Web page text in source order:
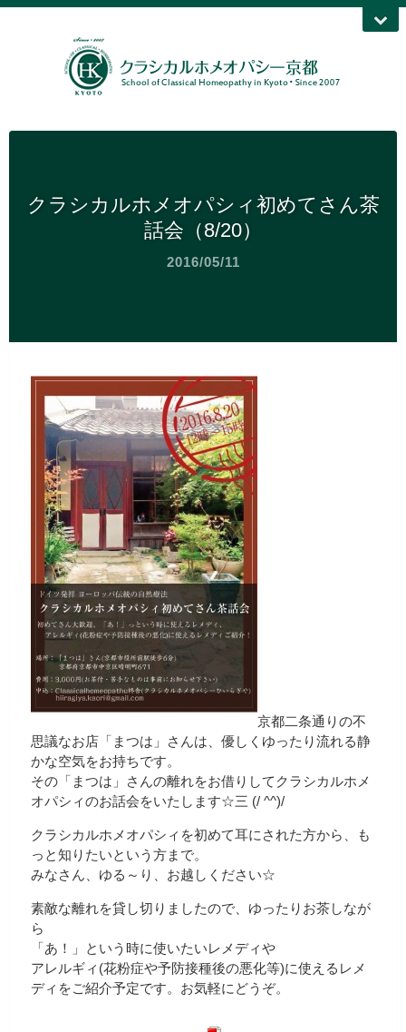
クラシカルホメオパシィ初めてさん茶
話会（8/20）
2016/05/11
京都二条通りの不
思議なお店「まつは」さんは、優しくゆったり流れる静
かな空気をお持ちです。
その「まつは」さんの離れをお借りしてクラシカルホメ
オパシィのお話会をいたします☆三 (/ ^^)/
クラシカルホメオパシィを初めて耳にされた方から、も
っと知りたいという方まで。
みなさん、ゆる～り、お越しください☆
素敵な離れを貸し切りましたので、ゆったりお茶しなが
ら
「あ！」という時に使いたいレメディや
アレルギィ(花粉症や予防接種後の悪化等)に使えるレメ
ディをご紹介予定です。お気軽にどうぞ。